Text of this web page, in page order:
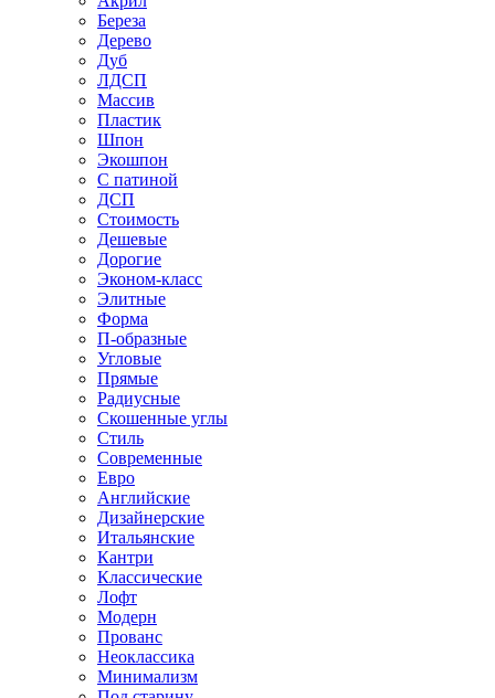
Береза
Дерево
Дуб
ЛДСП
Массив
Пластик
Шпон
Экошпон
С патиной
ДСП
Стоимость
Дешевые
Дорогие
Эконом-класс
Элитные
Форма
П-образные
Угловые
Прямые
Радиусные
Скошенные углы
Стиль
Современные
Евро
Английские
Дизайнерские
Итальянские
Кантри
Классические
Лофт
Модерн
Прованс
Неоклассика
Минимализм